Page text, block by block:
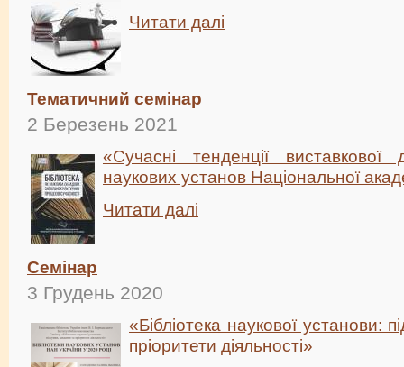
Читати далі
Тематичний семінар
2 Березень 2021
«Сучасні тенденції виставкової
наукових установ Національної
Читати далі
Семінар
3 Грудень 2020
«Бібліотека наукової установи:
пріоритети діяльності»